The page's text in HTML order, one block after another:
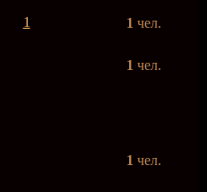
1 1 чел.
1 чел.
1 чел.